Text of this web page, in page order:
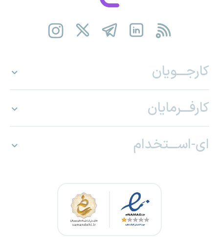
کارجـــویان
کارفـــرمایان
ای-اســـتخدام